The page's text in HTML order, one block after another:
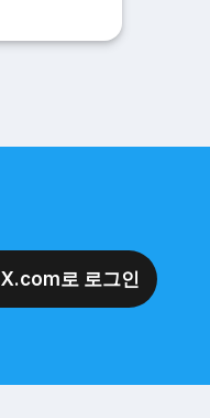
X.com로 로그인